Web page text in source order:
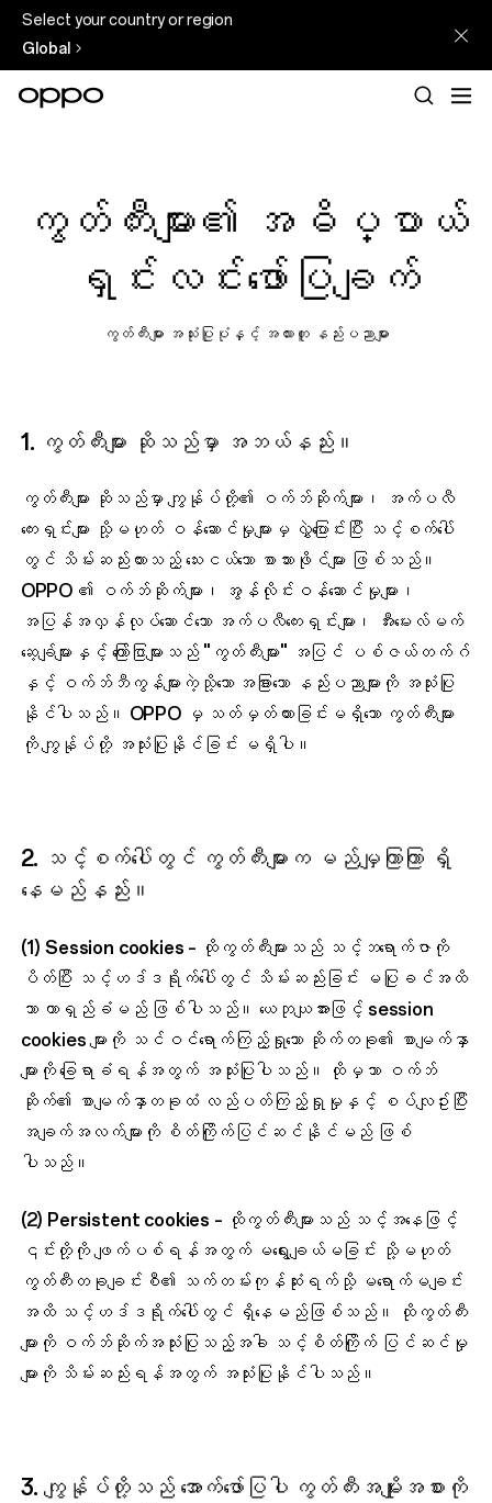
Select your country or region
Global
ကွတ်ကီးများ၏ အဓိပ္ပာယ်
ရှင်းလင်းဖော်ပြချက်
ကွတ်ကီးများ အသုံးပြုပုံနှင့် အလားတူ နည်းပညာများ
1. ကွတ်ကီးများ ဆိုသည်မှာ အဘယ်နည်း။
ကွတ်ကီးများ ဆိုသည်မှာ ကျွန်ုပ်တို့၏ ဝက်ဘ်ဆိုက်များ၊ အက်ပလီ
ကေးရှင်းများ သို့မဟုတ် ဝန်ဆောင်မှုများမှ လွှဲပြောင်းပြီး သင့်စက်ပေါ်
တွင် သိမ်းဆည်းထားသည့် သေးငယ်သော စာသားဖိုင်များ ဖြစ်သည်။
OPPO ၏ ဝက်ဘ်ဆိုက်များ၊ အွန်လိုင်းဝန်ဆောင်မှုများ၊
အပြန်အလှန်လုပ်ဆောင်သော အက်ပလီကေးရှင်းများ၊ အီးမေးလ်မက်
ဆေ့ချ်များနှင့် ကြော်ငြာများသည် "ကွတ်ကီးများ" အပြင် ပစ်ဇယ်တက်ဂ်
နှင့် ဝက်ဘ်ဘီကွန်များကဲ့သို့သော အခြားသော နည်းပညာများကို အသုံးပြု
နိုင်ပါသည်။ OPPO မှ သတ်မှတ်ထားခြင်းမရှိသော ကွတ်ကီးများ
ကို ကျွန်ုပ်တို့ အသုံးပြုနိုင်ခြင်း မရှိပါ။
2. သင့်စက်ပေါ်တွင် ကွတ်ကီးများက မည်မျှကြာကြာ ရှိ
နေမည်နည်း။
(1)Session cookies – ထိုကွတ်ကီးများသည် သင့်ဘရောက်ဇာကို
ပိတ်ပြီး သင့်ဟဒ်ဒရိုက်ပေါ်တွင် သိမ်းဆည်းခြင်း မပြုခင်အထိ
သာ တာရှည်ခံမည် ဖြစ်ပါသည်။ ယေဘုယျအားဖြင့် session
cookies များကို သင်ဝင်ရောက်ကြည့်ရှုသော ဆိုက်တခု၏ စာမျက်နှာ
များကို ခြေရာခံရန်အတွက် အသုံးပြုပါသည်။ ထိုမှသာ ဝက်ဘ်
ဆိုက်၏ စာမျက်နှာတခုထံ လည်ပတ်ကြည့်ရှုမှုနှင့် စပ်လျဥ်းပြီး
အချက်အလက်များကို စိတ်ကြိုက်ပြင်ဆင်နိုင်မည် ဖြစ်
ပါသည်။
(2) Persistent cookies – ထိုကွတ်ကီးများသည် သင့်အနေဖြင့်
၎င်းတို့ကို ဖျက်ပစ်ရန်အတွက် မရွေးချယ်မခြင်း သို့မဟုတ်
ကွတ်ကီးတခုချင်းစီ၏ သက်တမ်းကုန်ဆုံးရက်သို့ မရောက်မချင်း
အထိ သင့်ဟဒ်ဒရိုက်ပေါ်တွင် ရှိနေမည်ဖြစ်သည်။ ထိုကွတ်ကီး
များကို ဝက်ဘ်ဆိုက်အသုံးပြုသည့်အခါ သင့်စိတ်ကြိုက် ပြင်ဆင်မှု
များကို သိမ်းဆည်းရန်အတွက် အသုံးပြုနိုင်ပါသည်။
3. ကျွန်ုပ်တို့သည် အောက်ဖော်ပြပါ ကွတ်ကီးအမျိုးအစားကို